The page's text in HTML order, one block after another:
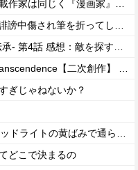
ぎじゃねないか？
どこで決まるの